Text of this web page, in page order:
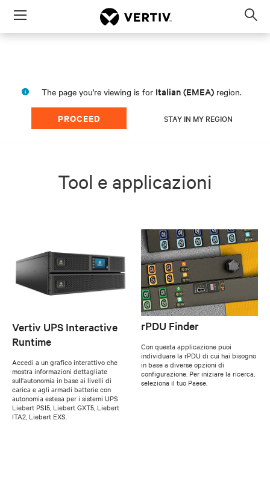
Menu
The page you're viewing is for Italian (EMEA) region.
PROCEED STAY IN MY REGION
Tool e applicazioni
Vertiv UPS Interactive
Runtime
Accedi a un grafico interattivo che
mostra informazioni dettagliate
sull'autonomia in base ai livelli di
carica e agli armadi batterie con
autonomia estesa per i sistemi UPS
Liebert PSI5, Liebert GXT5, Liebert
ITA2, Liebert EXS.
rPDU Finder
Con questa applicazione puoi
individuare la rPDU di cui hai bisogno
in base a diverse opzioni di
configurazione. Per iniziare la ricerca,
seleziona il tuo Paese.